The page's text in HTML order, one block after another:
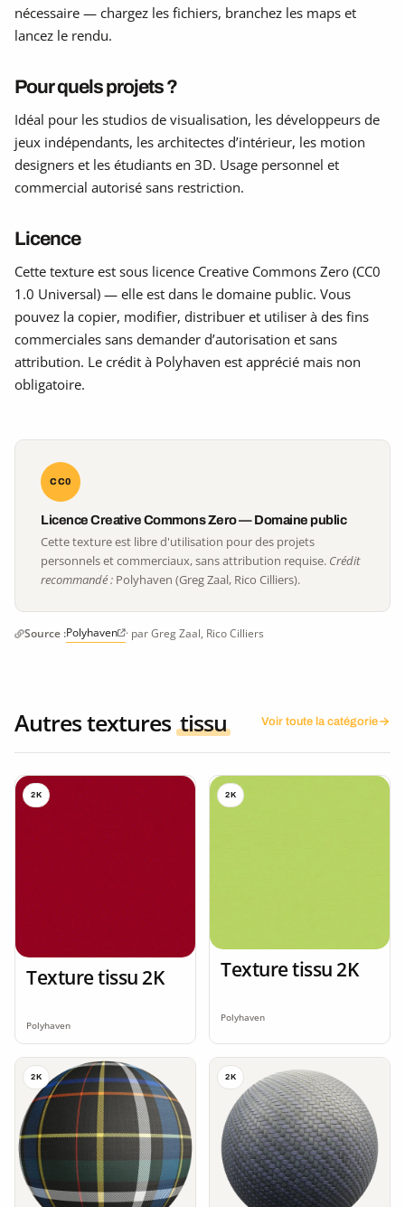
nécessaire — chargez les fichiers, branchez les maps et
lancez le rendu.
Pour quels projets ?
Idéal pour les studios de visualisation, les développeurs de
jeux indépendants, les architectes d’intérieur, les motion
designers et les étudiants en 3D. Usage personnel et
commercial autorisé sans restriction.
Licence
Cette texture est sous licence Creative Commons Zero (CC0
1.0 Universal) — elle est dans le domaine public. Vous
pouvez la copier, modifier, distribuer et utiliser à des fins
commerciales sans demander d’autorisation et sans
attribution. Le crédit à Polyhaven est apprécié mais non
obligatoire.
CC0
Licence Creative Commons Zero — Domaine public
Cette texture est libre d'utilisation pour des projets
personnels et commerciaux, sans attribution requise. Crédit
recommandé : Polyhaven (Greg Zaal, Rico Cilliers).
Source :Polyhaven · par Greg Zaal, Rico Cilliers
Autres textures tissu Voir toute la catégorie
2K
Texture tissu 2K
Polyhaven
2K
Texture tissu 2K
Polyhaven
2K 2K